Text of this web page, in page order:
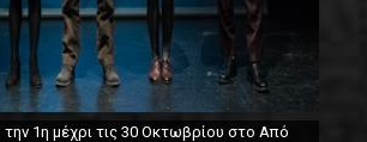
την 1η μέχρι τις 30 Οκτωβρίου στο Από